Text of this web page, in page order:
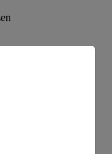
UStG: DE
Eileen
U. Plath
Marc